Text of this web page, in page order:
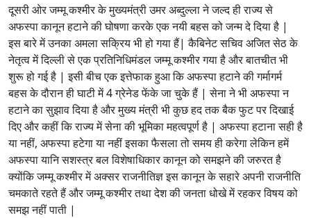
ना
ज
रु
री
दूसरी ओर जम्मू कश्मीर के मुख्यमंत्री उमर अब्दुल्ला ने जल्द ही राज्य से
अफस्पा कानून हटाने की घोषणा करके एक नयी बहस को जन्म दे दिया है |
इस बारे में उनका अमला सक्रिय भी हो गया हैं| कैबिनेट सचिव अजित सेठ के
नेतृत्व में दिल्ली से एक प्रतिनिधिमंडल जम्मू कश्मीर गया है और बातचीत भी
शुरू हो गई है | इसी बीच एक इत्तेफाक हुआ कि अफस्पा हटाने की गर्मागर्म
बहस के दौरान ही घाटी में 4 ग्रेनेड फेंके जा चुके हैं | सेना ने भी अफस्पा न
हटाने का सुझाव दिया है और मुख्य मंत्री भी कुछ हद तक बैक फुट पर दिखाई
दिए और कहीं कि राज्य में सेना की भूमिका महत्वपूर्ण है | अफस्पा हटाना सही है
या नहीं, अफस्पा हटेगा या नहीं इसका फैसला तो समय ही करेगा लेकिन हमें
अफस्पा यानि सशस्त्र बल विशेषाधिकार कानून को समझने की जरुरत है
क्योंकि जम्मू कश्मीर में अक्सर राजनीतिज्ञ इस कानून के सहारे अपनी राजनीति
चमकाते रहते हैं और जम्मू कश्मीर तथा देश की जनता धोखे में रहकर विषय को
समझ नहीं पाती |